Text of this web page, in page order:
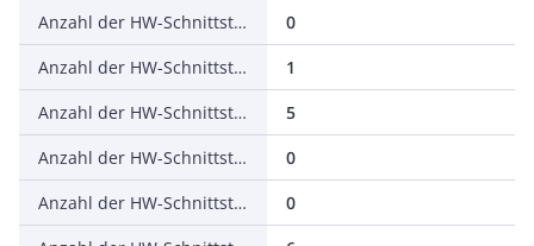
Anzahl der HW-Schnittstellen seriell RS-422
0
Anzahl der HW-Schnittstellen seriell RS-485
1
Anzahl der HW-Schnittstellen seriell TTY
5
Anzahl der HW-Schnittstellen USB
0
Anzahl der HW-Schnittstellen parallel
0